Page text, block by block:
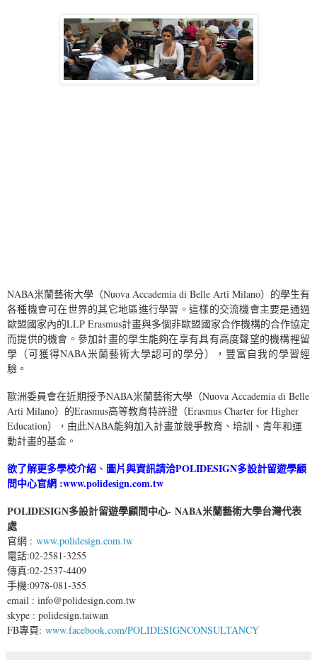
NABA米蘭藝術大學（Nuova Accademia di Belle Arti Milano）的學生有
各種機會可在世界的其它地區進行學習。這樣的交流機會主要是通過
歐盟國家內的LLP Erasmus計畫與多個非歐盟國家合作機構的合作協定
而提供的機會。參加計畫的學生能夠在享有具有高度聲望的機構裡留
學（可獲得NABA米蘭藝術大學認可的學分），豐富自我的學習經
驗。
歐洲委員會在近期授予NABA米蘭藝術大學（Nuova Accademia di Belle
Arti Milano）的Erasmus高等教育特許證（Erasmus Charter for Higher
Education），由此NABA能夠加入計畫並競爭教育、培訓、青年和運
動計畫的基金。
欲了解更多學校介紹 、 圖片與資訊請洽POLIDESIGN多設計留遊學顧
問中心官網 :www.polidesign.com.tw
POLIDESIGN多設計留遊學顧問中心- NABA米蘭藝術大學台灣代表
處
官網 : www.polidesign.com.tw
電話:02-2581-3255
傳真:02-2537-4409
手機:0978-081-355
email : info@polidesign.com.tw
skype : polidesign.taiwan
FB專頁: www.facebook.com/POLIDESIGNCONSULTANCY